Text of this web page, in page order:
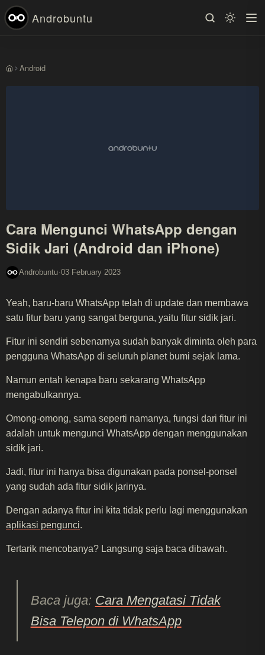
Androbuntu
BerandaAndroid
Cara Mengunci WhatsApp dengan
Sidik Jari (Android dan iPhone)
Androbuntu·03 February 2023
Yeah, baru-baru WhatsApp telah di update dan membawa
satu fitur baru yang sangat berguna, yaitu fitur sidik jari.
Fitur ini sendiri sebenarnya sudah banyak diminta oleh para
pengguna WhatsApp di seluruh planet bumi sejak lama.
Namun entah kenapa baru sekarang WhatsApp
mengabulkannya.
Omong-omong, sama seperti namanya, fungsi dari fitur ini
adalah untuk mengunci WhatsApp dengan menggunakan
sidik jari.
Jadi, fitur ini hanya bisa digunakan pada ponsel-ponsel
yang sudah ada fitur sidik jarinya.
Dengan adanya fitur ini kita tidak perlu lagi menggunakan
aplikasi pengunci.
Tertarik mencobanya? Langsung saja baca dibawah.
Baca juga: Cara Mengatasi Tidak
Bisa Telepon di WhatsApp